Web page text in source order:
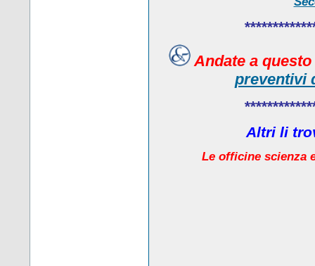
Andate a questo
preventivi
Altri li
Le officine scienza